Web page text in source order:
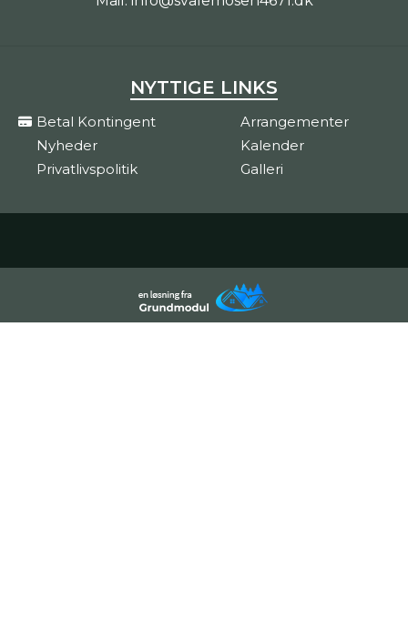
NYTTIGE LINKS
Betal Kontingent
Arrangementer
Nyheder
Kalender
Privatlivspolitik
Galleri